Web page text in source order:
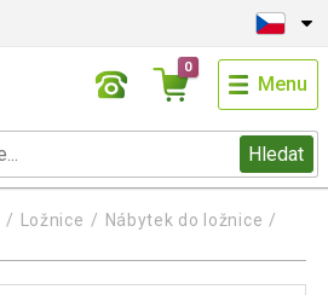
Hledat
0
Menu
Ložnice
Nábytek do ložnice